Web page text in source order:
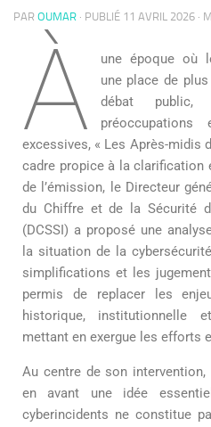
PAR OUMAR · PUBLIÉ 11 AVRIL 2026 ·
À
une époque où
une place de
débat
préoccupations
excessives, « Les Après-midis
cadre propice à la
de l’émission, le Directeur
du Chiffre et de la Sécurité
(DCSSI) a proposé une
la situation de la
simplifications et les
permis de replacer les
historique, institutionnelle
mettant en exergue les efforts
Au centre de son
en avant une idée
cyberincidents ne constitue